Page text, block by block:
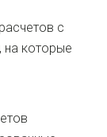
с
на которые